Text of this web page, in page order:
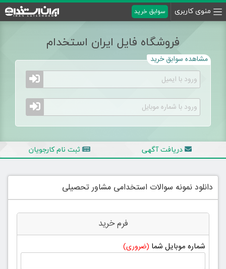
منوی کاربری سوابق خرید
فروشگاه فایل ایران استخدام
مشاهده سوابق خرید
دریافت آگهی ثبت نام کارجویان
دانلود نمونه سوالات استخدامی مشاور تحصیلی
فرم خرید
شماره موبایل شما (ضروری)